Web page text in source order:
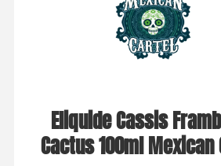
Eliquide Cassis
Cactus 100ml Mexican